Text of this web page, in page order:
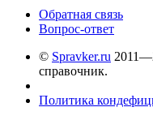
Обратная связь
Вопрос-ответ
© Spravker.ru
справочник.
Политика